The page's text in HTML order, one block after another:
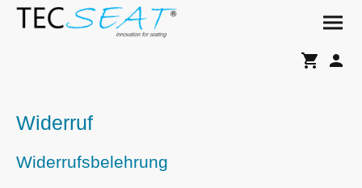
Widerruf
Widerrufsbelehrung